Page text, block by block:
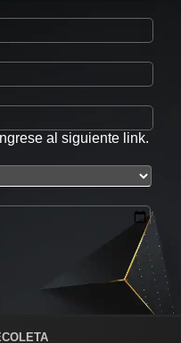
al siguiente link.
tienes cuenta? Inicia sesión